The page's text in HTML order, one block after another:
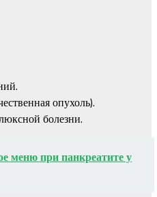
опухоль).
болезни.
меню при панкреатите у